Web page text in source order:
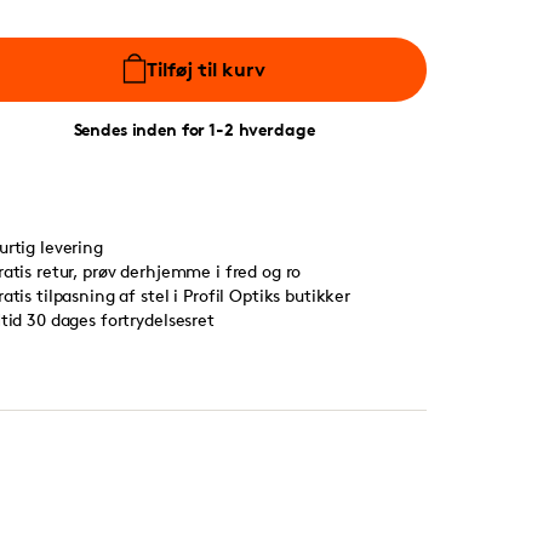
Tilføj til kurv
Sendes inden for 1-2 hverdage
levering
retur, prøv derhjemme i fred og ro
tilpasning af stel i Profil Optiks butikker
30 dages fortrydelsesret